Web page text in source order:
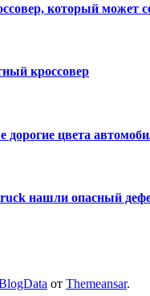
который может
кроссовер
цвета
нашли опасный
от Themeansar.